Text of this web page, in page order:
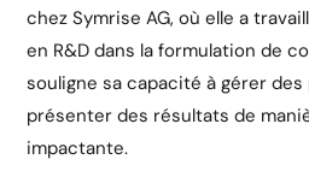
chez Symrise AG, où elle a
en R&D dans la formulation de
souligne sa capacité à gérer
présenter des résultats de
impactante.